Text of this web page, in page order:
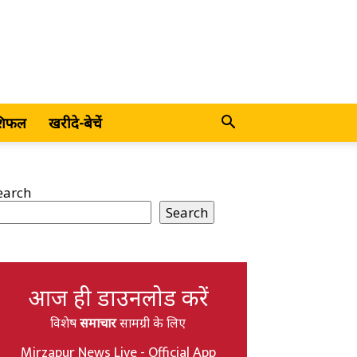
खरीदे-बेचें
Search
आज ही डाउनलोड करें
विशेषसमाचारसामग्री के लिए